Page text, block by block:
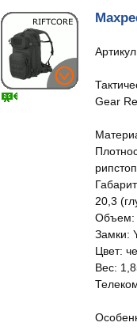
Gear
20,3
Объем:
Замки:
Цвет:
Вес: